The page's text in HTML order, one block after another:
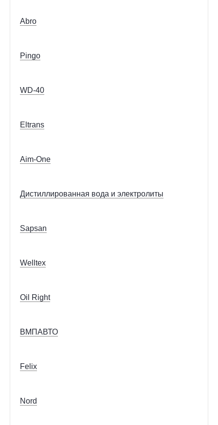
Abro
Pingo
WD-40
Eltrans
Aim-One
Дистиллированная вода и электролиты
Sapsan
Welltex
Oil Right
ВМПАВТО
Felix
Nord